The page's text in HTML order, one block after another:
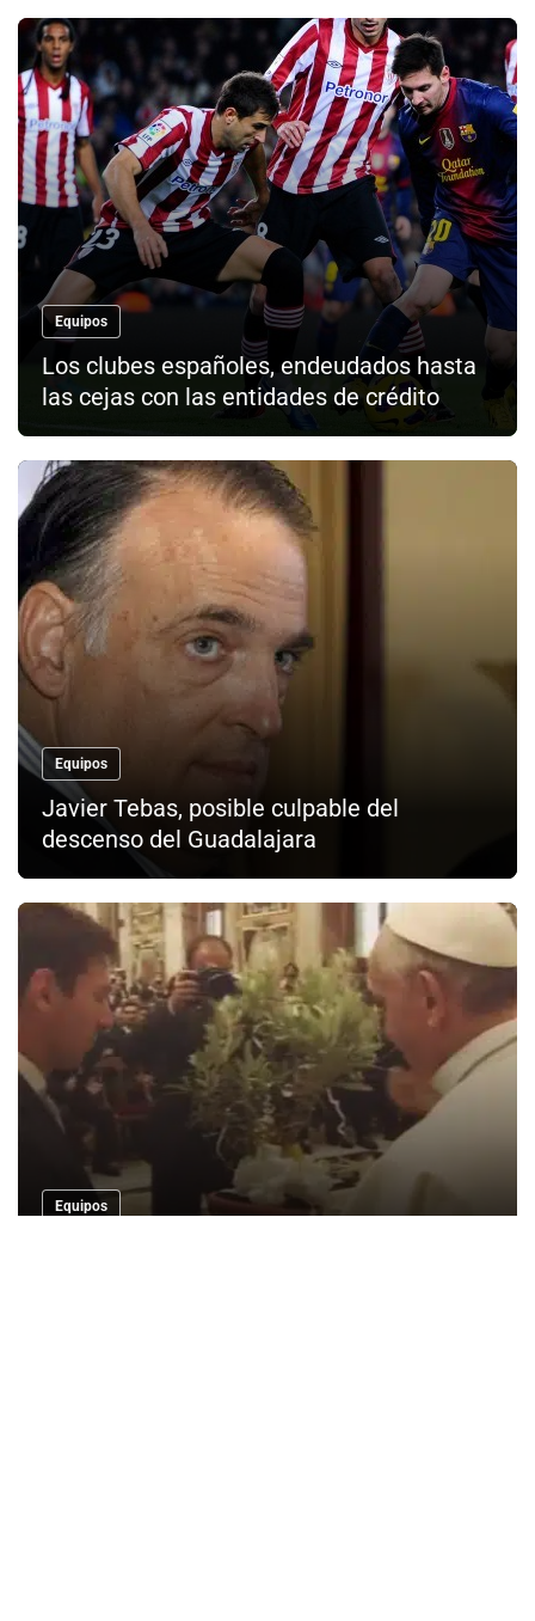
Equipos
Los clubes españoles, endeudados hasta
las cejas con las entidades de crédito
Equipos
Javier Tebas, posible culpable del
descenso del Guadalajara
Equipos